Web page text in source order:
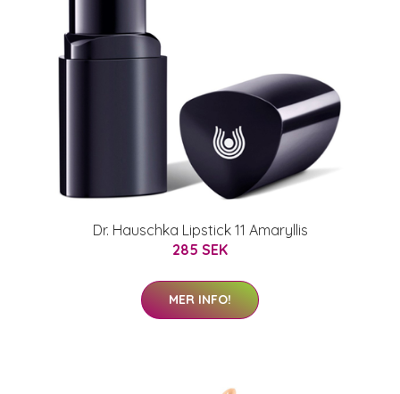
Dr. Hauschka Lipstick 11 Amaryllis
285 SEK
MER INFO!